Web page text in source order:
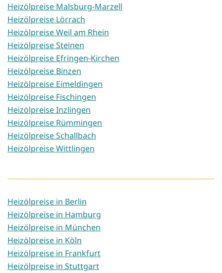
Heizölpreise Malsburg-Marzell
Heizölpreise Lörrach
Heizölpreise Weil am Rhein
Heizölpreise Steinen
Heizölpreise Efringen-Kirchen
Heizölpreise Binzen
Heizölpreise Eimeldingen
Heizölpreise Fischingen
Heizölpreise Inzlingen
Heizölpreise Rümmingen
Heizölpreise Schallbach
Heizölpreise Wittlingen
Heizölpreise in Berlin
Heizölpreise in Hamburg
Heizölpreise in München
Heizölpreise in Köln
Heizölpreise in Frankfurt
Heizölpreise in Stuttgart